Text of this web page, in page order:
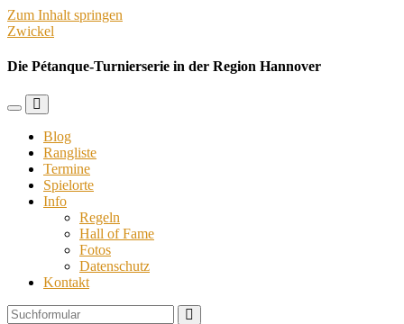
Zum Inhalt springen
Zwickel
Die Pétanque-Turnierserie in der Region Hannover
Mobil-
umschalten
Suchfeld
umschalten
Blog
Rangliste
Termine
Spielorte
Info
Regeln
Hall of Fame
Fotos
Datenschutz
Kontakt